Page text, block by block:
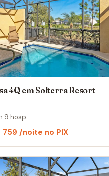
4Q em Solterra Resort
9 hosp.
/noite no PIX